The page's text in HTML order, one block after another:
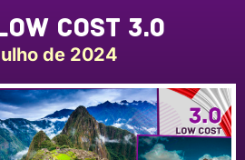
Cost 3.0
de 2024